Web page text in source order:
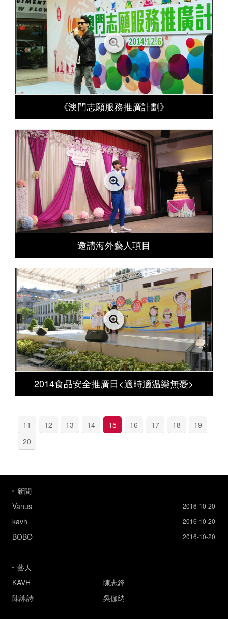
《澳門志願服務推廣計劃》
邀請海外藝人項目
2014食品安全推廣日<適時適温樂無憂>
11 12 13 14 15 16 17 18
19
20
新聞
2016-10-20
Vanus
2016-10-20
kavh
2016-10-20
BOBO
藝人
KAVH
陳志鋒
陳詠詩
吳伽納